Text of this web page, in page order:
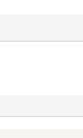
《奶茶聯盟》會
式奶製品混合的
2024年，我曾經